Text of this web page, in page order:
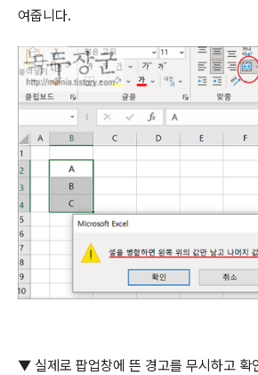
여줍니다.
▼ 실제로 팝업창에 뜬 경고를 무시하고 확